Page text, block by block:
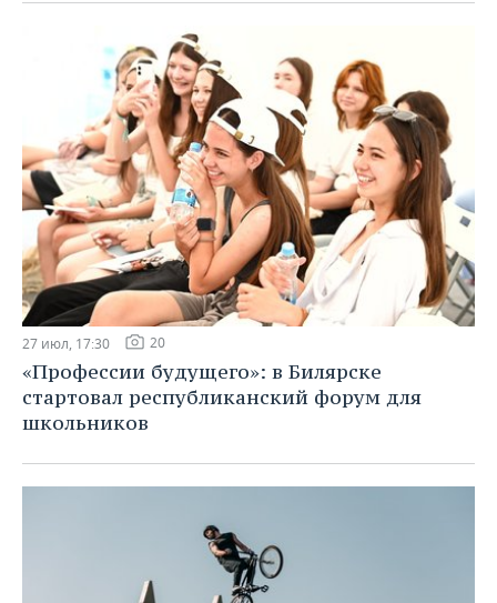
27 июл, 17:30 20
«Профессии будущего»: в Билярске
стартовал республиканский форум для
школьников